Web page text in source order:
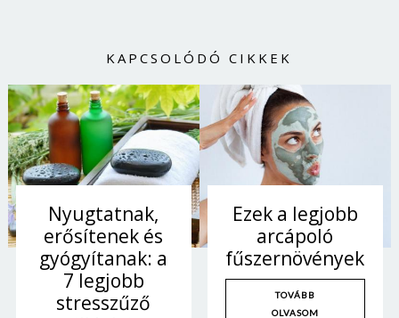
KAPCSOLÓDÓ CIKKEK
Nyugtatnak,
erősítenek és
gyógyítanak: a
7 legjobb
stresszűző
Ezek a legjobb
arcápoló
fűszernövények
TOVÁBB
OLVASOM